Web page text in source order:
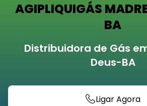
AGIPLIQUIGÁS
BA
Distribuidora de Gás
Deus-BA
Ligar Agora